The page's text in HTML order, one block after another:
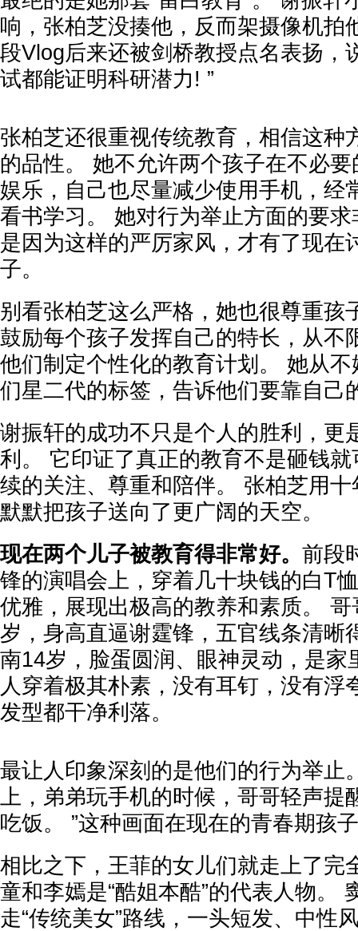
响，张柏芝没揍他，反而架摄像机拍
段Vlog后来还被剑桥教授点名表扬，
试都能证明科研潜力! ”
张柏芝还很重视传统教育，相信这种
的品性。 她不允许两个孩子在不必
娱乐，自己也尽量减少使用手机，经
看书学习。 她对行为举止方面的要
是因为这样的严厉家风，才有了现在
子。
别看张柏芝这么严格，她也很尊重孩
鼓励每个孩子发挥自己的特长，从不
他们制定个性化的教育计划。 她从
们星二代的标签，告诉他们要靠自己
谢振轩的成功不只是个人的胜利，更
利。 它印证了真正的教育不是砸钱
续的关注、尊重和陪伴。 张柏芝用
默默把孩子送向了更广阔的天空。
现在两个儿子被教育得非常好。 前段
锋的演唱会上，穿着几十块钱的白T
优雅，展现出极高的教养和素质。
岁，身高直逼谢霆锋，五官线条清晰
南14岁，脸蛋圆润、眼神灵动，是家
人穿着极其朴素，没有耳钉，没有浮
发型都干净利落。
最让人印象深刻的是他们的行为举止
上，弟弟玩手机的时候，哥哥轻声提
吃饭。 ”这种画面在现在的青春期孩
相比之下，王菲的女儿们就走上了完
童和李嫣是“酷姐本酷”的代表人物。
走“传统美女”路线，一头短发、中性